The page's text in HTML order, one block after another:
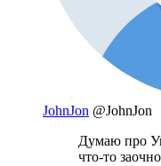
JohnJon @JohnJon
Думаю про
что-то